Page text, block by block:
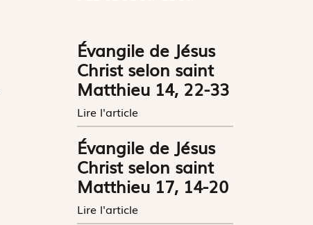
Évangile de Jésus
Christ selon saint
Matthieu 14, 22-33
Lire l'article
Évangile de Jésus
Christ selon saint
Matthieu 17, 14-20
Lire l'article